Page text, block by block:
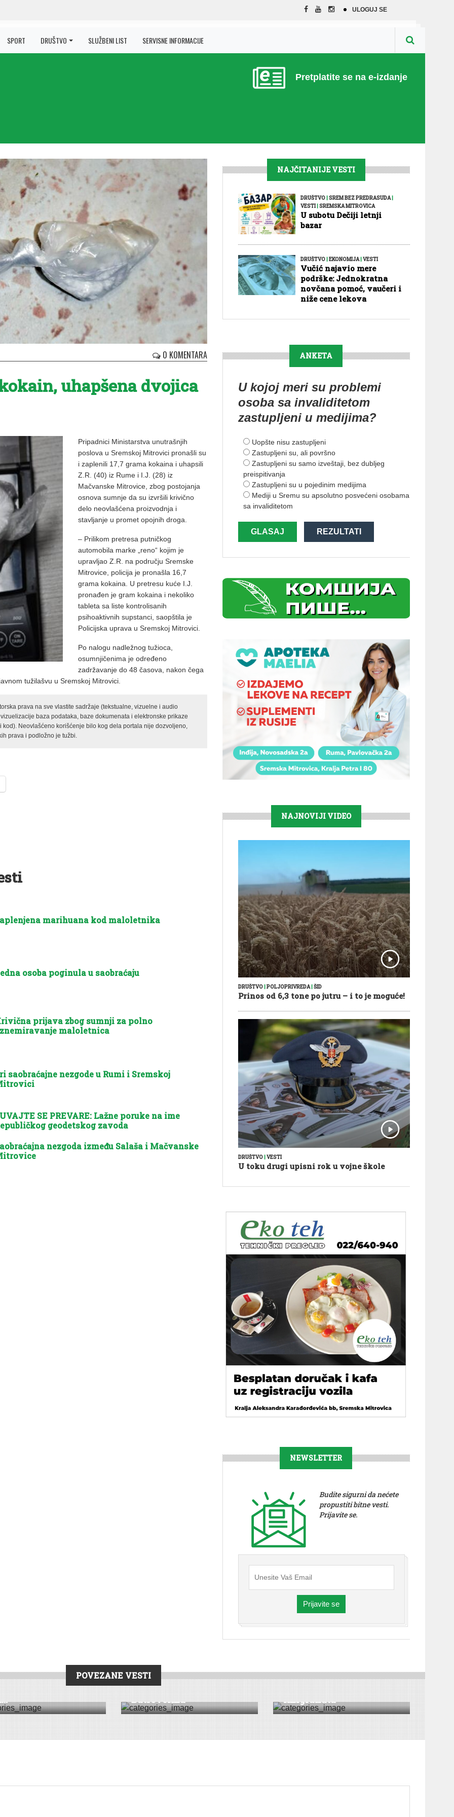
ULOGUJ SE
SPORT DRUŠTVO SLUŽBENI LIST SERVISNE INFORMACIJE
Pretplatite se na e-izdanje
0 KOMENTARA
uhapšena dvojica
Pripadnici Ministarstva unutrašnjih
poslova u Sremskoj Mitrovici pronašli su
i zaplenili 17,7 grama kokaina i uhapsili
Z.R. (40) iz Rume i I.J. (28) iz
Mačvanske Mitrovice, zbog postojanja
osnova sumnje da su izvršili krivično
delo neovlašćena proizvodnja i
stavljanje u promet opojnih droga.
– Prilikom pretresa putničkog
automobila marke „reno“ kojim je
upravljao Z.R. na području Sremske
Mitrovice, policija je pronašla 16,7
grama kokaina. U pretresu kuće I.J.
pronađen je gram kokaina i nekoliko
tableta sa liste kontrolisanih
psihoaktivnih supstanci, saopštila je
Policijska uprava u Sremskoj Mitrovici.
Po nalogu nadležnog tužioca,
osumnjičenima je određeno
zadržavanje do 48 časova, nakon čega
tužilašvu u Sremskoj Mitrovici.
prava na sve vlastite sadržaje (tekstualne, vizuelne i audio
baza podataka, baze dokumenata i elektronske prikaze
kod). Neovlašćeno korišćenje bilo kog dela portala nije dozvoljeno,
prava i podložno je tužbi.
marihuana kod maloletnika
osoba poginula u saobraćaju
prijava zbog sumnji za polno
maloletnica
saobraćajne nezgode u Rumi i Sremskoj
SE PREVARE: Lažne poruke na ime
geodetskog zavoda
nezgoda između Salaša i Mačvanske
NAJČITANIJE VESTI
DRUŠTVO|SREM BEZ PREDRASUDA|
VESTI|SREMSKA MITROVICA
U subotu Dečiji letnji
bazar
DRUŠTVO|EKONOMIJA|VESTI
Vučić najavio mere
podrške: Jednokratna
novčana pomoć, vaučeri i
niže cene lekova
ANKETA
U kojoj meri su problemi
osoba sa invaliditetom
zastupljeni u medijima?
Uopšte nisu zastupljeni
Zastupljeni su, ali površno
Zastupljeni su samo izveštaji, bez dubljeg
preispitivanja
Zastupljeni su u pojedinim medijima
Mediji u Sremu su apsolutno posvećeni osobama
sa invaliditetom
GLASAJ REZULTATI
NAJNOVIJI VIDEO
DRUŠTVO|POLJOPRIVREDA|ŠID
Prinos od 6,3 tone po jutru – i to je moguće!
DRUŠTVO VESTI
U toku drugi upisni rok u vojne škole
NEWSLETTER
Budite sigurni da nećete
propustiti bitne vesti.
Prijavite se.
Prijavite se
POVEZANE VESTI
|STARA PAZOVA
na ulici: Pištolj
CRNA HRONIKA
Neprijavljen novac na
Batrovcima
VESTI|CRNA HRONIKA
imigranata